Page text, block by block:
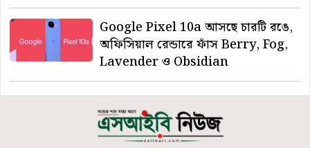
Google Pixel 10a আসছে চারটি রঙে,
অফিসিয়াল রেন্ডারে ফাঁস Berry, Fog,
Lavender ও Obsidian